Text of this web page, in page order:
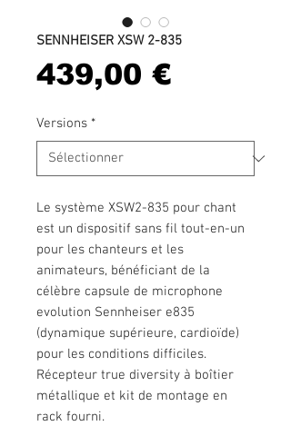
SENNHEISER XSW 2-835
439,00 €Prix
Versions *
Le système XSW2-835 pour chant
est un dispositif sans fil tout-en-un
pour les chanteurs et les
animateurs, bénéficiant de la
célèbre capsule de microphone
evolution Sennheiser e835
(dynamique supérieure, cardioïde)
pour les conditions difficiles.
Récepteur true diversity à boîtier
métallique et kit de montage en
rack fourni.